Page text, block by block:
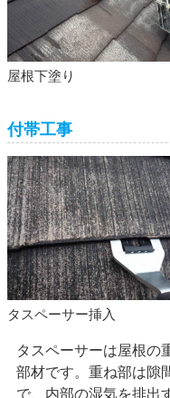
屋根下塗り
付帯工事
タスペーサー挿入
タスペーサーは屋根の
部材です。重ね部は隙
で、内部の湿気を排出